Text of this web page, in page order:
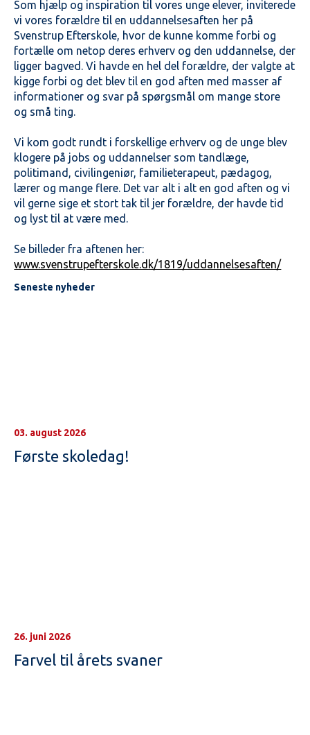
Som hjælp og inspiration til vores unge elever, inviterede
vi vores forældre til en uddannelsesaften her på
Svenstrup Efterskole, hvor de kunne komme forbi og
fortælle om netop deres erhverv og den uddannelse, der
ligger bagved. Vi havde en hel del forældre, der valgte at
kigge forbi og det blev til en god aften med masser af
informationer og svar på spørgsmål om mange store
og små ting.
Vi kom godt rundt i forskellige erhverv og de unge blev
klogere på jobs og uddannelser som tandlæge,
politimand, civilingeniør, familieterapeut, pædagog,
lærer og mange flere. Det var alt i alt en god aften og vi
vil gerne sige et stort tak til jer forældre, der havde tid
og lyst til at være med.
Se billeder fra aftenen her:
www.svenstrupefterskole.dk/1819/uddannelsesaften/
Seneste nyheder
03. august 2026
Første skoledag!
26. juni 2026
Farvel til årets svaner